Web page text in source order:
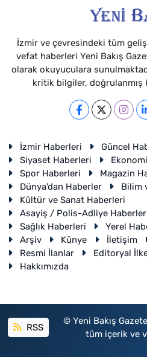
İzmir ve çevresindeki tüm
vefat haberleri Yeni Bakış
olarak okuyuculara
kritik bilgiler, doğrulanmış
İzmir Haberleri
Güncel
Siyaset Haberleri
Spor Haberleri
Magazin
Dünya'dan Haberler
Bilim
Kültür ve Sanat Haberleri
Asayiş / Polis-Adliye
Sağlık Haberleri
Yerel
Arşiv
Künye İletişim
Resmi İlanlar
Editoryal
Hakkımızda
RSS
© Yeni Bakış
tüm içerik ve